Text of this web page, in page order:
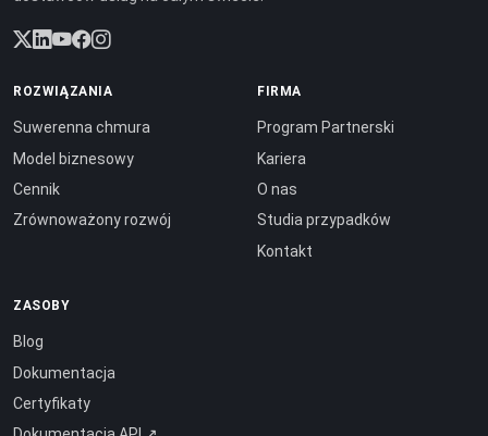
ROZWIĄZANIA
Suwerenna chmura
Model biznesowy
Cennik
Zrównoważony rozwój
FIRMA
Program Partnerski
Kariera
O nas
Studia przypadków
Kontakt
ZASOBY
Blog
Dokumentacja
Certyfikaty